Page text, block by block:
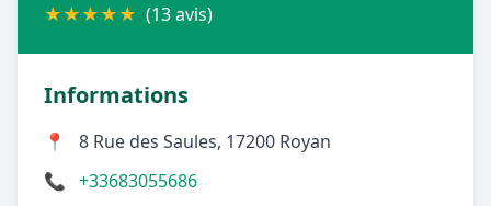
★★★★★ (13 avis)
Informations
📍
8 Rue des Saules, 17200 Royan
📞 +33683055686